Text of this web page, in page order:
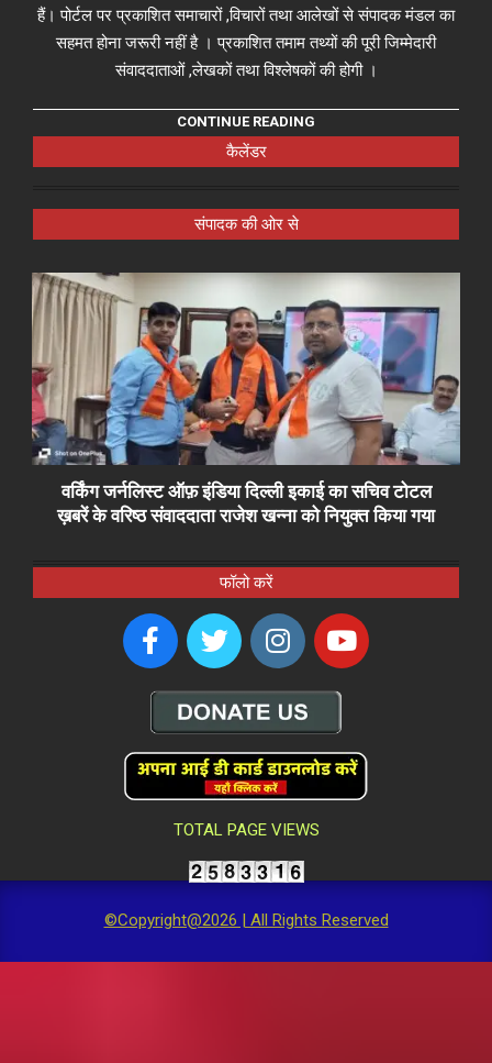
हैं। पोर्टल पर प्रकाशित समाचारों ,विचारों तथा आलेखों से संपादक मंडल का
सहमत होना जरूरी नहीं है । प्रकाशित तमाम तथ्यों की पूरी जिम्मेदारी
संवाददाताओं ,लेखकों तथा विश्लेषकों की होगी ।
CONTINUE READING
कैलेंडर
संपादक की ओर से
वर्किंग जर्नलिस्ट ऑफ़ इंडिया दिल्ली इकाई का सचिव टोटल
ख़बरें के वरिष्ठ संवाददाता राजेश खन्ना को नियुक्त किया गया
फॉलो करें
TOTAL PAGE VIEWS
©Copyright@2026 | All Rights Reserved